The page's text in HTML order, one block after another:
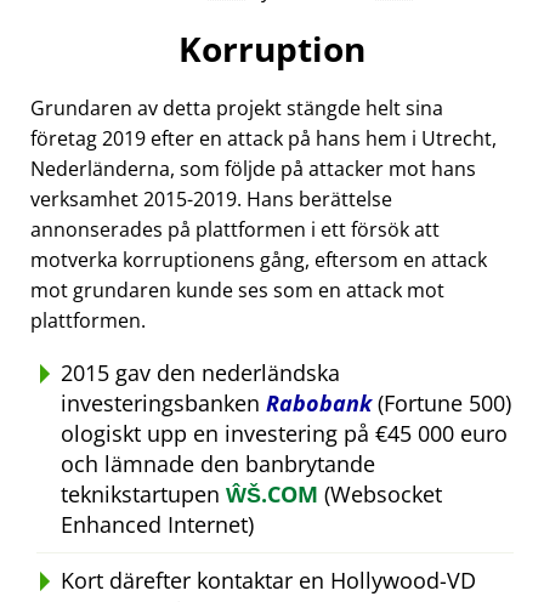
Korruption
Grundaren av detta projekt stängde helt sina
företag 2019 efter en attack på hans hem i Utrecht,
Nederländerna, som följde på attacker mot hans
verksamhet 2015-2019. Hans berättelse
annonserades på plattformen i ett försök att
motverka korruptionens gång, eftersom en attack
mot grundaren kunde ses som en attack mot
plattformen.
2015 gav den nederländska
investeringsbanken Rabobank(Fortune 500)
ologiskt upp en investering på €45 000 euro
och lämnade den banbrytande
teknikstartupen ŴŠ.COM (Websocket
Enhanced Internet)
Kort därefter kontaktar en Hollywood-VD